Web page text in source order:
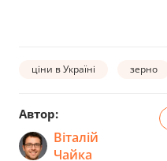
ціни в Україні зерно
Автор:
Віталій
Чайка